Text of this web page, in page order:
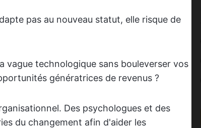
pas au nouveau statut, elle risque de
vague technologique sans bouleverser vos
génératrices de revenus ?
Des psychologues et des
du changement afin d'aider les